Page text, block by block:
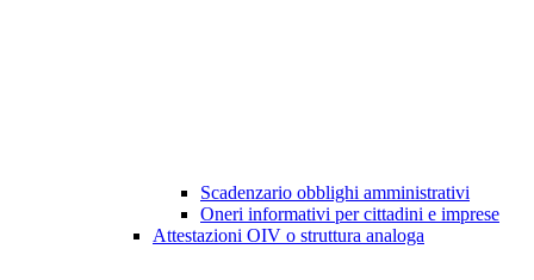
Scadenzario obblighi amministrativi
Oneri informativi per cittadini e imprese
Attestazioni OIV o struttura analoga